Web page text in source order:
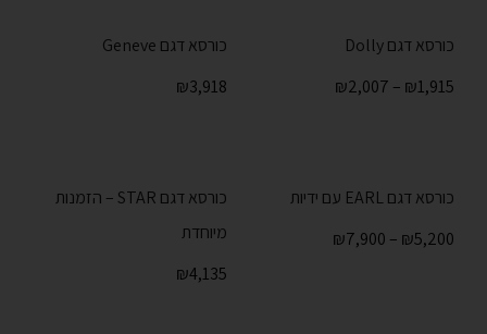
כורסא דגם Dolly
₪1,915
–
₪2,007
כורסא דגם Geneve
₪3,918
כורסא דגם EARL עם ידיות
₪5,200
–
₪7,900
כורסא דגם STAR – הזמנות
מיוחדת
₪4,135